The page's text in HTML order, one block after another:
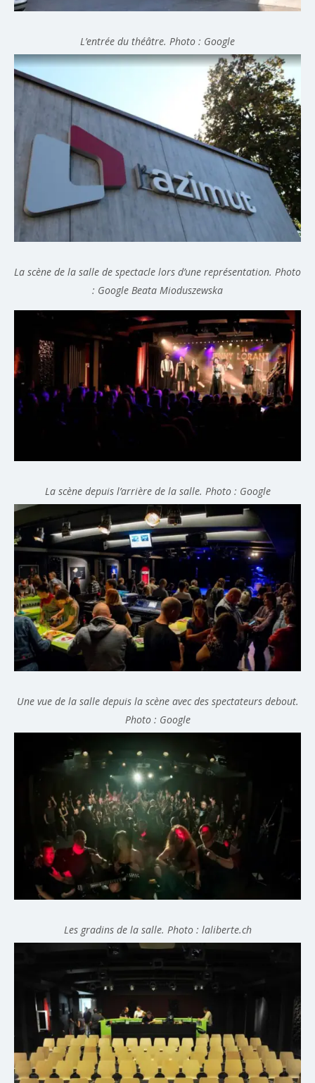
L’entrée du théâtre. Photo : Google
La scène de la salle de spectacle lors d’une représentation. Photo
: Google Beata Mioduszewska
La scène depuis l’arrière de la salle. Photo : Google
Une vue de la salle depuis la scène avec des spectateurs debout.
Photo : Google
Les gradins de la salle. Photo : laliberte.ch